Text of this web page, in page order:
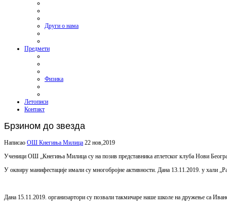
Други о нама
Предмети
Физика
Летописи
Контакт
Брзином до звезда
Написао ОШ Кнегиња Милица 22 нов,2019
Ученици ОШ „Кнегиња Милица су на позив представника атлетског клуба Нови
У оквиру манифестације имали су многобројне активности. Дана 13.11.2019. у хали
Дана 15.11.2019. организартори су позвали такмичаре наше школе на дружење са